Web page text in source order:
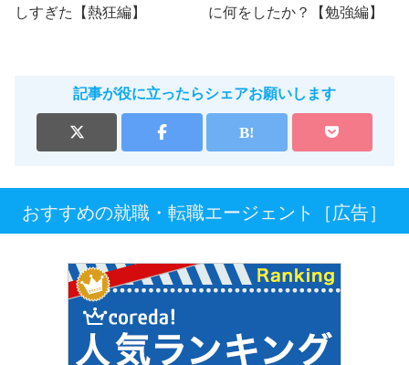
しすぎた【熱狂編】
に何をしたか？【勉強編】
記事が役に立ったらシェアお願いします
おすすめの就職・転職エージェント［広告］